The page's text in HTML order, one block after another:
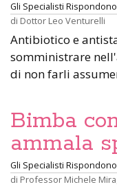
Gli Specialisti Rispondono
di Dottor Leo Venturelli
Antibiotico e
somministrare
di non farli
Bimba
ammala
Gli Specialisti Rispondono
di Professor Michele